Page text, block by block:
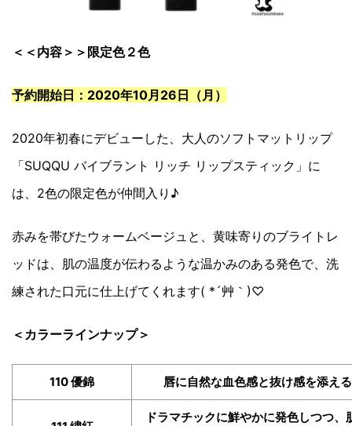
＜＜内容＞＞限定色２色
予約開始日：2020年10月26日（月）
2020年初春にデビューした、大人のソフトマットリップ
「SUQQU バイブラント リッチ リップスティック」に
は、2色の限定色が仲間入り♪
赤みを帯びたウォームベージュと、黄味寄りのブライトレ
ッドは、肌の温度が伝わるような温かみのある発色で、洗
練された口元に仕上げてくれます( *´艸｀)♡
＜カラーラインナップ＞
110 優錦 唇に自然な血色感と抜け感を添え
ドラマチックに鮮やかに発色しつつ